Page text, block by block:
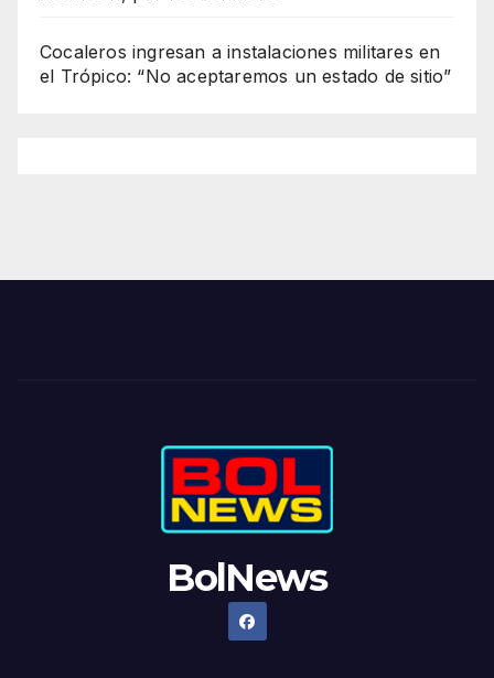
Cocaleros ingresan a instalaciones militares en
el Trópico: “No aceptaremos un estado de sitio”
BolNews